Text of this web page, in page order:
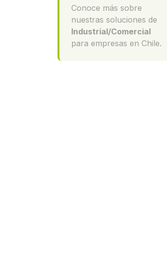
Conoce más sobre
nuestras soluciones de
Industrial/Comercial
para empresas en Chile.